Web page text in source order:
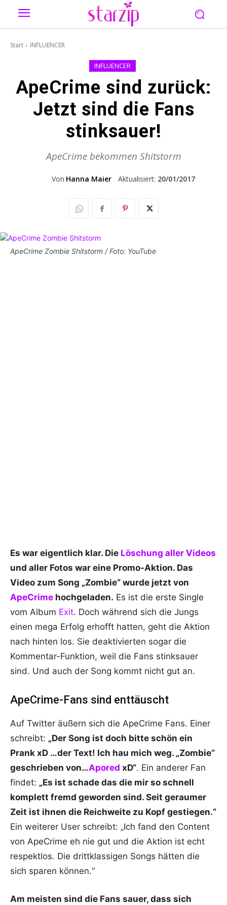
Start INFLUENCER
INFLUENCER
ApeCrime sind zurück:
Jetzt sind die Fans
stinksauer!
ApeCrime bekommen Shitstorm
Von Hanna Maier Aktualisiert: 20/01/2017
ApeCrime Zombie Shitstorm / Foto: YouTube
Es war eigentlich klar. Die Löschung aller Videos
und aller Fotos war eine Promo-Aktion. Das
Video zum Song „Zombie“ wurde jetzt von
ApeCrime hochgeladen. Es ist die erste Single
vom Album Exit. Doch während sich die Jungs
einen mega Erfolg erhofft hatten, geht die Aktion
nach hinten los. Sie deaktivierten sogar die
Kommentar-Funktion, weil die Fans stinksauer
sind. Und auch der Song kommt nicht gut an.
ApeCrime-Fans sind enttäuscht
Auf Twitter äußern sich die ApeCrime Fans. Einer
schreibt: „Der Song ist doch bitte schön ein
Prank xD …der Text! Ich hau mich weg. „Zombie“
geschrieben von…Apored xD“. Ein anderer Fan
findet: „Es ist schade das die mir so schnell
komplett fremd geworden sind. Seit geraumer
Zeit ist ihnen die Reichweite zu Kopf gestiegen.“
Ein weiterer User schreibt: „Ich fand den Content
von ApeCrime eh nie gut und die Aktion ist echt
respektlos. Die drittklassigen Songs hätten die
sich sparen können.“
Am meisten sind die Fans sauer, dass sich